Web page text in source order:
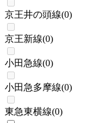
京王井の頭線(0)
京王新線(0)
小田急線(0)
小田急多摩線(0)
東急東横線(0)